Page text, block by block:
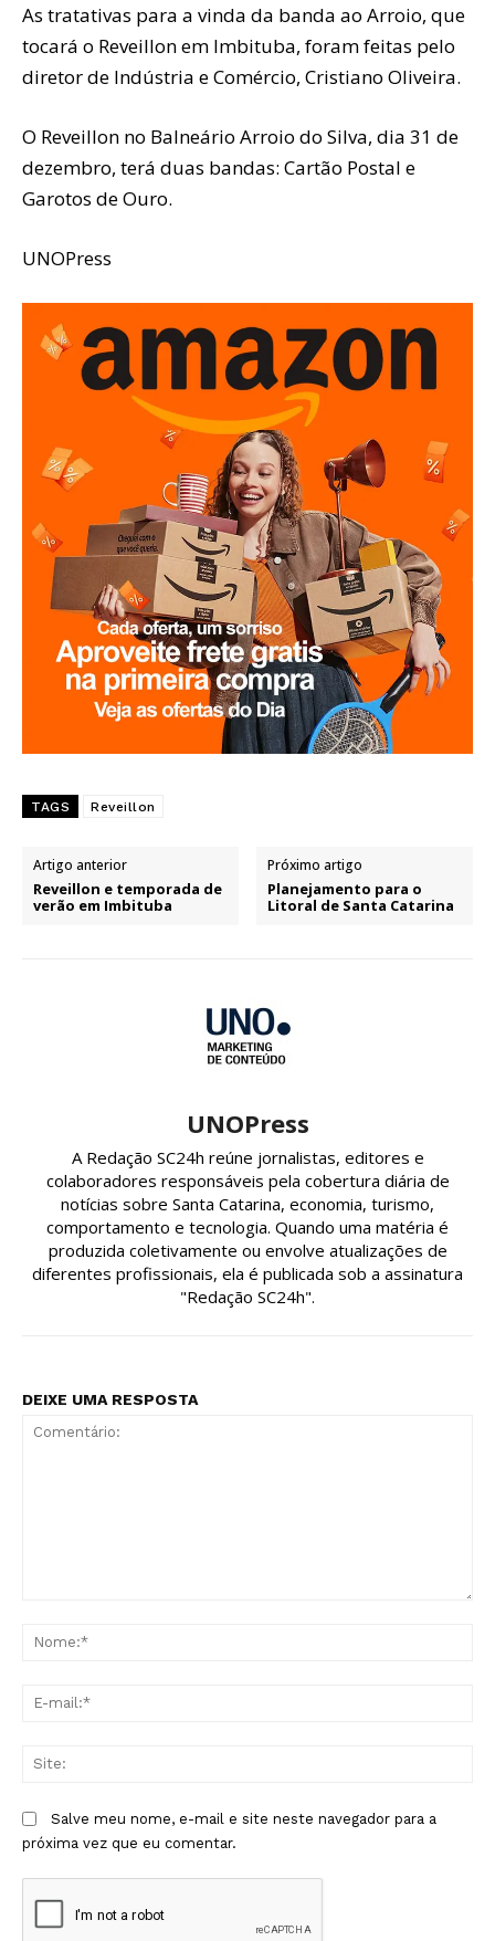
As tratativas para a vinda da banda ao Arroio, que
tocará o Reveillon em Imbituba, foram feitas pelo
diretor de Indústria e Comércio, Cristiano Oliveira.
O Reveillon no Balneário Arroio do Silva, dia 31 de
dezembro, terá duas bandas: Cartão Postal e
Garotos de Ouro.
UNOPress
TAGS Reveillon
Artigo anterior
Reveillon e temporada de
verão em Imbituba
Próximo artigo
Planejamento para o
Litoral de Santa Catarina
UNOPress
A Redação SC24h reúne jornalistas, editores e
colaboradores responsáveis pela cobertura diária de
notícias sobre Santa Catarina, economia, turismo,
comportamento e tecnologia. Quando uma matéria é
produzida coletivamente ou envolve atualizações de
diferentes profissionais, ela é publicada sob a assinatura
"Redação SC24h".
DEIXE UMA RESPOSTA
Salve meu nome, e-mail e site neste navegador para a
próxima vez que eu comentar.